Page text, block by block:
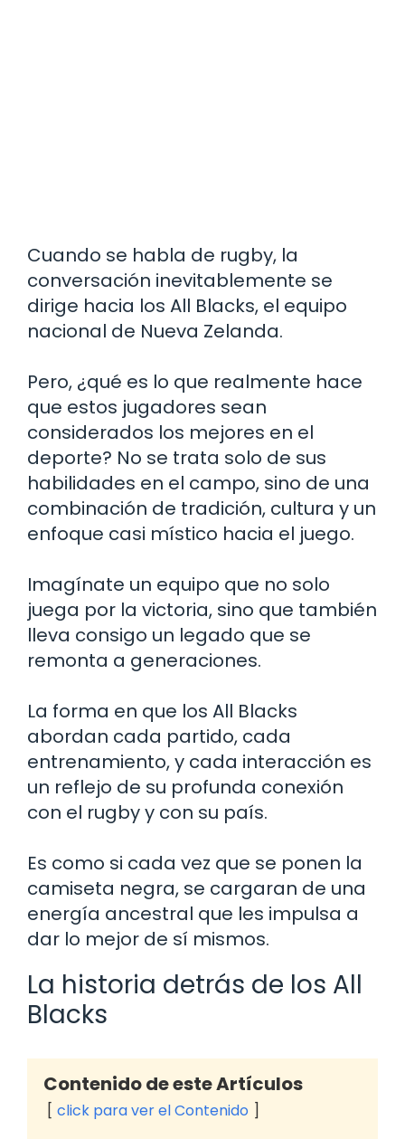
Cuando se habla de rugby, la
conversación inevitablemente se
dirige hacia los All Blacks, el equipo
nacional de Nueva Zelanda.
Pero, ¿qué es lo que realmente hace
que estos jugadores sean
considerados los mejores en el
deporte? No se trata solo de sus
habilidades en el campo, sino de una
combinación de tradición, cultura y un
enfoque casi místico hacia el juego.
Imagínate un equipo que no solo
juega por la victoria, sino que también
lleva consigo un legado que se
remonta a generaciones.
La forma en que los All Blacks
abordan cada partido, cada
entrenamiento, y cada interacción es
un reflejo de su profunda conexión
con el rugby y con su país.
Es como si cada vez que se ponen la
camiseta negra, se cargaran de una
energía ancestral que les impulsa a
dar lo mejor de sí mismos.
La historia detrás de los All
Blacks
Contenido de este Artículos
click para ver el Contenido